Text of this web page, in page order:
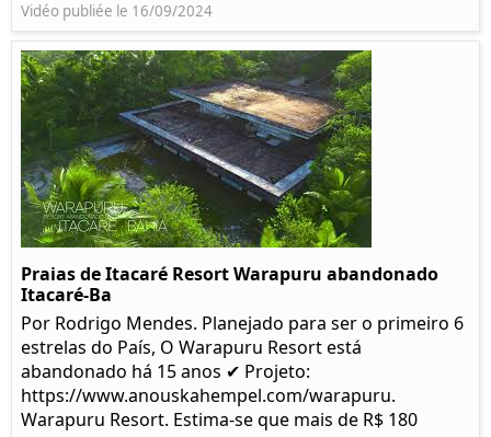
Vidéo publiée le 16/09/2024
Praias de Itacaré Resort Warapuru abandonado
Itacaré-Ba
Por Rodrigo Mendes. Planejado para ser o primeiro 6
estrelas do País, O Warapuru Resort está
abandonado há 15 anos ✔ Projeto:
https://www.anouskahempel.com/warapuru.
Warapuru Resort. Estima-se que mais de R$ 180